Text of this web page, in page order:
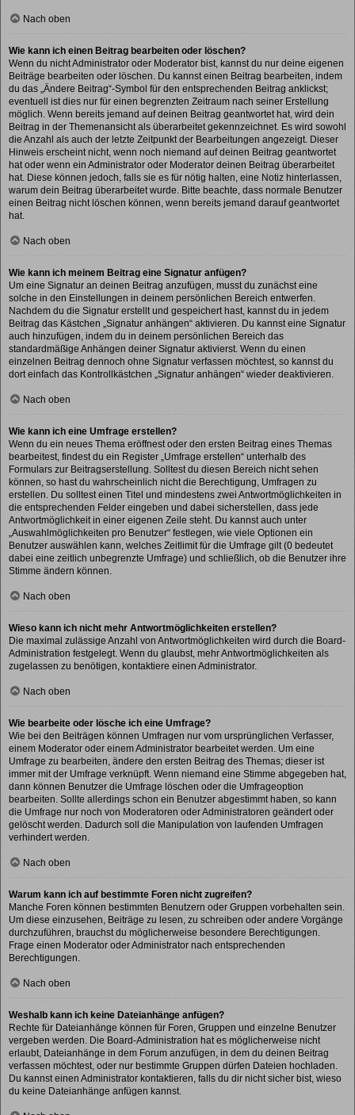
Nach oben
Wie kann ich einen Beitrag bearbeiten oder löschen?
Wenn du nicht Administrator oder Moderator bist, kannst du nur deine eigenen
Beiträge bearbeiten oder löschen. Du kannst einen Beitrag bearbeiten, indem
du das „Ändere Beitrag“-Symbol für den entsprechenden Beitrag anklickst;
eventuell ist dies nur für einen begrenzten Zeitraum nach seiner Erstellung
möglich. Wenn bereits jemand auf deinen Beitrag geantwortet hat, wird dein
Beitrag in der Themenansicht als überarbeitet gekennzeichnet. Es wird sowohl
die Anzahl als auch der letzte Zeitpunkt der Bearbeitungen angezeigt. Dieser
Hinweis erscheint nicht, wenn noch niemand auf deinen Beitrag geantwortet
hat oder wenn ein Administrator oder Moderator deinen Beitrag überarbeitet
hat. Diese können jedoch, falls sie es für nötig halten, eine Notiz hinterlassen,
warum dein Beitrag überarbeitet wurde. Bitte beachte, dass normale Benutzer
einen Beitrag nicht löschen können, wenn bereits jemand darauf geantwortet
hat.
Nach oben
Wie kann ich meinem Beitrag eine Signatur anfügen?
Um eine Signatur an deinen Beitrag anzufügen, musst du zunächst eine
solche in den Einstellungen in deinem persönlichen Bereich entwerfen.
Nachdem du die Signatur erstellt und gespeichert hast, kannst du in jedem
Beitrag das Kästchen „Signatur anhängen“ aktivieren. Du kannst eine Signatur
auch hinzufügen, indem du in deinem persönlichen Bereich das
standardmäßige Anhängen deiner Signatur aktivierst. Wenn du einen
einzelnen Beitrag dennoch ohne Signatur verfassen möchtest, so kannst du
dort einfach das Kontrollkästchen „Signatur anhängen“ wieder deaktivieren.
Nach oben
Wie kann ich eine Umfrage erstellen?
Wenn du ein neues Thema eröffnest oder den ersten Beitrag eines Themas
bearbeitest, findest du ein Register „Umfrage erstellen“ unterhalb des
Formulars zur Beitragserstellung. Solltest du diesen Bereich nicht sehen
können, so hast du wahrscheinlich nicht die Berechtigung, Umfragen zu
erstellen. Du solltest einen Titel und mindestens zwei Antwortmöglichkeiten in
die entsprechenden Felder eingeben und dabei sicherstellen, dass jede
Antwortmöglichkeit in einer eigenen Zeile steht. Du kannst auch unter
„Auswahlmöglichkeiten pro Benutzer“ festlegen, wie viele Optionen ein
Benutzer auswählen kann, welches Zeitlimit für die Umfrage gilt (0 bedeutet
dabei eine zeitlich unbegrenzte Umfrage) und schließlich, ob die Benutzer ihre
Stimme ändern können.
Nach oben
Wieso kann ich nicht mehr Antwortmöglichkeiten erstellen?
Die maximal zulässige Anzahl von Antwortmöglichkeiten wird durch die Board-
Administration festgelegt. Wenn du glaubst, mehr Antwortmöglichkeiten als
zugelassen zu benötigen, kontaktiere einen Administrator.
Nach oben
Wie bearbeite oder lösche ich eine Umfrage?
Wie bei den Beiträgen können Umfragen nur vom ursprünglichen Verfasser,
einem Moderator oder einem Administrator bearbeitet werden. Um eine
Umfrage zu bearbeiten, ändere den ersten Beitrag des Themas; dieser ist
immer mit der Umfrage verknüpft. Wenn niemand eine Stimme abgegeben hat,
dann können Benutzer die Umfrage löschen oder die Umfrageoption
bearbeiten. Sollte allerdings schon ein Benutzer abgestimmt haben, so kann
die Umfrage nur noch von Moderatoren oder Administratoren geändert oder
gelöscht werden. Dadurch soll die Manipulation von laufenden Umfragen
verhindert werden.
Nach oben
Warum kann ich auf bestimmte Foren nicht zugreifen?
Manche Foren können bestimmten Benutzern oder Gruppen vorbehalten sein.
Um diese einzusehen, Beiträge zu lesen, zu schreiben oder andere Vorgänge
durchzuführen, brauchst du möglicherweise besondere Berechtigungen.
Frage einen Moderator oder Administrator nach entsprechenden
Berechtigungen.
Nach oben
Weshalb kann ich keine Dateianhänge anfügen?
Rechte für Dateianhänge können für Foren, Gruppen und einzelne Benutzer
vergeben werden. Die Board-Administration hat es möglicherweise nicht
erlaubt, Dateianhänge in dem Forum anzufügen, in dem du deinen Beitrag
verfassen möchtest, oder nur bestimmte Gruppen dürfen Dateien hochladen.
Du kannst einen Administrator kontaktieren, falls du dir nicht sicher bist, wieso
du keine Dateianhänge anfügen kannst.